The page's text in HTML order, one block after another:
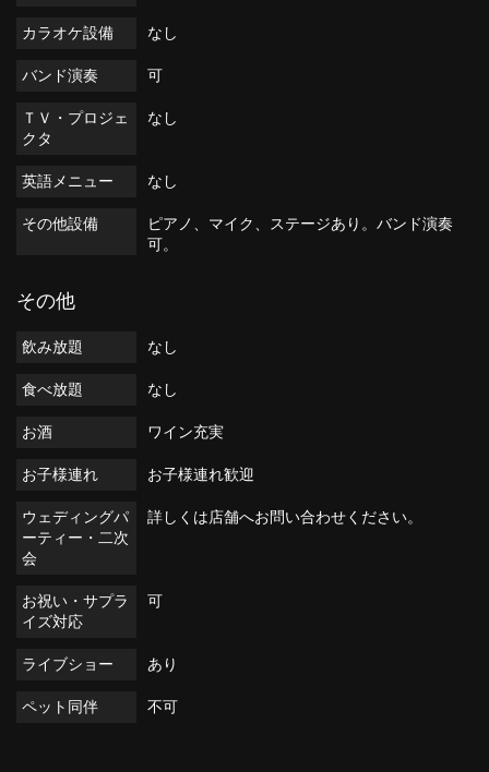
カラオケ設備 なし
バンド演奏 可
ＴＶ・プロジェ
クタ
なし
英語メニュー なし
その他設備
ピアノ、マイク、ステージあり。バンド演奏
可。
その他
飲み放題 なし
食べ放題 なし
お酒 ワイン充実
お子様連れ お子様連れ歓迎
ウェディングパ
ーティー・二次
会
詳しくは店舗へお問い合わせください。
お祝い・サプラ
イズ対応
可
ライブショー あり
ペット同伴 不可